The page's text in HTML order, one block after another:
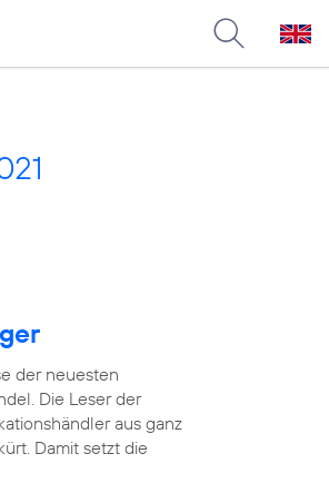
der neuesten
Die Leser der
aus ganz
Damit setzt die